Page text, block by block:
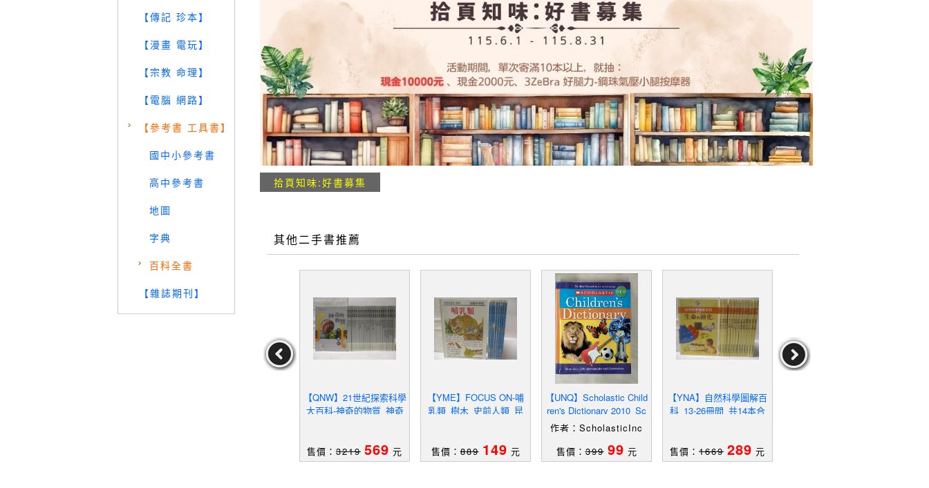
【傳記 珍本】
【漫畫 電玩】
【宗教 命理】
【電腦 網路】
【參考書 工具書】
國中小參考書
高中參考書
地圖
字典
百科全書
【雜誌期刊】
拾頁知味:好書募集
其他二手書推薦
【QNW】21世紀探索科學
大百科-神奇的物質_神奇
售價： 3219 569 元
【YME】FOCUS ON-哺
乳類_樹木_史前人類_昆
售價：889 149 元
【UNQ】Scholastic Child
ren's Dictionary 2010_Sc
holastic Inc
作者：ScholasticInc
售價：399 99 元
【YNA】自然科學圖解百
科_13-26冊間_共14本合
售價： 1669 289 元